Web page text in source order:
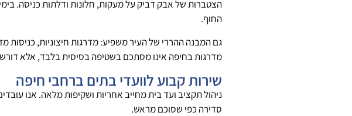
הצטברות של אבק דביק על מעקות, חלונות ודלתות כניסה.
החוף.
גם המבנה ההררי של העיר משפיע: מדרגות חיצוניות, כניסות
מדרגות בחיפה אינו מסתכם בשטיפה בסיסית בלבד, אלא
שירות קבוע לוועדי בתים ברחבי חיפה
ניהול תקציב ועד בית מחייב אחריות ושקיפות מלאה. אנו
סדירה כפי שסוכם מראש.